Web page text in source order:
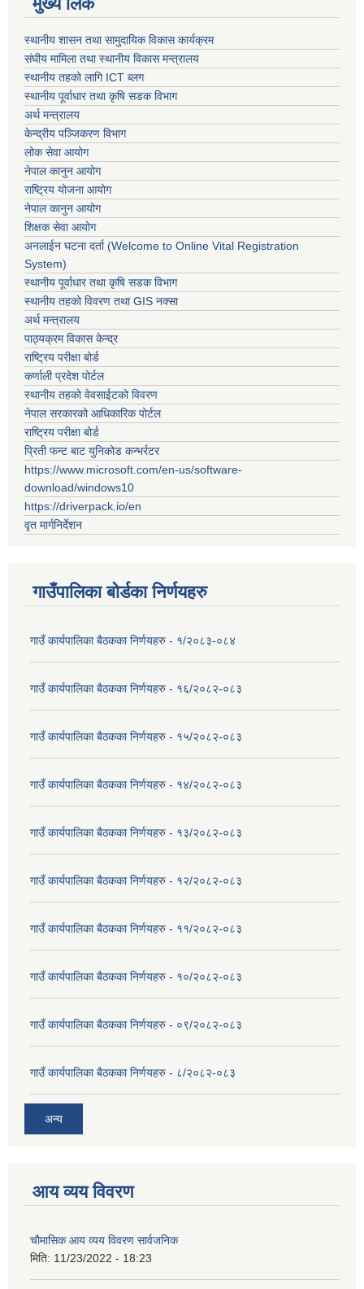
स्थानीय शासन तथा सामुदायिक विकास कार्यक्रम
संघीय मामिला तथा स्थानीय विकास मन्त्रालय
स्थानीय तहको लागि ICT ब्लग
स्थानीय पूर्वाधार तथा कृषि सडक विभाग
अर्थ मन्त्रालय
केन्द्रीय पञ्जिकरण विभाग
लोक सेवा आयोग
नेपाल कानुन आयोग
राष्ट्रिय योजना आयोग
नेपाल कानुन आयोग
शिक्षक सेवा आयोग
अनलाईन घटना दर्ता (Welcome to Online Vital Registration
System)
स्थानीय पूर्वाधार तथा कृषि सडक विभाग
स्थानीय तहको विवरण तथा GIS नक्सा
अर्थ मन्त्रालय
पाठ्यक्रम विकास केन्द्र
राष्ट्रिय परीक्षा बोर्ड
कर्णाली प्रदेश पोर्टल
स्थानीय तहको वेवसाईटको विवरण
नेपाल सरकारको आधिकारिक पोर्टल
राष्ट्रिय परीक्षा बोर्ड
प्रिती फन्ट बाट युनिकोड कन्भर्रटर
https://www.microsoft.com/en-us/software-
download/windows10
https://driverpack.io/en
वृत मार्गनिर्देशन
गाउँपालिका बोर्डका निर्णयहरु
गाउँ कार्यपालिका बैठकका निर्णयहरु - १/२०८३-०८४
गाउँ कार्यपालिका बैठकका निर्णयहरु - १६/२०८२-०८३
गाउँ कार्यपालिका बैठकका निर्णयहरु - १५/२०८२-०८३
गाउँ कार्यपालिका बैठकका निर्णयहरु - १४/२०८२-०८३
गाउँ कार्यपालिका बैठकका निर्णयहरु - १३/२०८२-०८३
गाउँ कार्यपालिका बैठकका निर्णयहरु - १२/२०८२-०८३
गाउँ कार्यपालिका बैठकका निर्णयहरु - ११/२०८२-०८३
गाउँ कार्यपालिका बैठकका निर्णयहरु - १०/२०८२-०८३
गाउँ कार्यपालिका बैठकका निर्णयहरु - ०९/२०८२-०८३
गाउँ कार्यपालिका बैठकका निर्णयहरु - ८/२०८२-०८३
अन्य
आय व्यय विवरण
चाैमासिक आय व्यय विवरण सार्वजनिक
मिति: 11/23/2022 - 18:23